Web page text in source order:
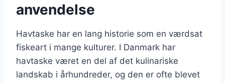
anvendelse
Havtaske har en lang historie som en værdsat
fiskeart i mange kulturer. I Danmark har
havtaske været en del af det kulinariske
landskab i århundreder, og den er ofte blevet